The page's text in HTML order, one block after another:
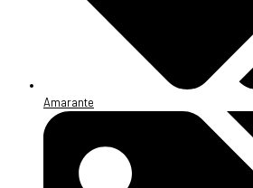
Amarante